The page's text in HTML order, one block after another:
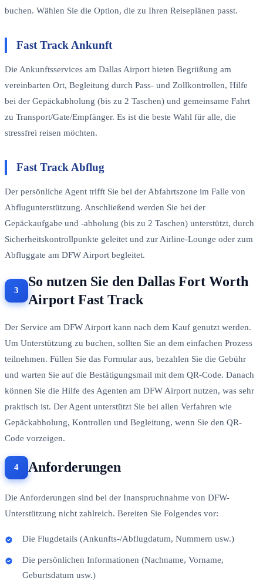
buchen. Wählen Sie die Option, die zu Ihren Reiseplänen passt.
Fast Track Ankunft
Die Ankunftsservices am Dallas Airport bieten Begrüßung am
vereinbarten Ort, Begleitung durch Pass- und Zollkontrollen, Hilfe
bei der Gepäckabholung (bis zu 2 Taschen) und gemeinsame Fahrt
zu Transport/Gate/Empfänger. Es ist die beste Wahl für alle, die
stressfrei reisen möchten.
Fast Track Abflug
Der persönliche Agent trifft Sie bei der Abfahrtszone im Falle von
Abflugunterstützung. Anschließend werden Sie bei der
Gepäckaufgabe und -abholung (bis zu 2 Taschen) unterstützt, durch
Sicherheitskontrollpunkte geleitet und zur Airline-Lounge oder zum
Abfluggate am DFW Airport begleitet.
So nutzen Sie den Dallas Fort Worth
Airport Fast Track
Der Service am DFW Airport kann nach dem Kauf genutzt werden.
Um Unterstützung zu buchen, sollten Sie an dem einfachen Prozess
teilnehmen. Füllen Sie das Formular aus, bezahlen Sie die Gebühr
und warten Sie auf die Bestätigungsmail mit dem QR-Code. Danach
können Sie die Hilfe des Agenten am DFW Airport nutzen, was sehr
praktisch ist. Der Agent unterstützt Sie bei allen Verfahren wie
Gepäckabholung, Kontrollen und Begleitung, wenn Sie den QR-
Code vorzeigen.
Anforderungen
Die Anforderungen sind bei der Inanspruchnahme von DFW-
Unterstützung nicht zahlreich. Bereiten Sie Folgendes vor:
Die Flugdetails (Ankunfts-/Abflugdatum, Nummern usw.)
Die persönlichen Informationen (Nachname, Vorname,
Geburtsdatum usw.)